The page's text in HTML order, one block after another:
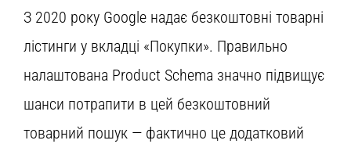
З 2020 року Google надає безкоштовні товарні
лістинги у вкладці «Покупки». Правильно
налаштована Product Schema значно підвищує
шанси потрапити в цей безкоштовний
товарний пошук — фактично це додатковий